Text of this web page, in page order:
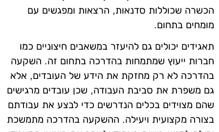
הכשרה שכוללות סדנאות, הרצאות ומפגשים עם
מומחים בתחום.
תאגידים יכולים גם להיעזר במשאבים חיצוניים כמו
חברות ייעוץ שמתמחות בהדרכה בתחום זה. השקעה
בהדרכה לא רק מחזקת את הידע של העובדים, אלא
גם משפרת את סביבת העבודה, שכן עובדים מרגישים
שהם מצוידים בכלים הנדרשים כדי לבצע את עבודתם
בצורה מקצועית ויעילה. ההשקעה בהדרכה מתמשכת